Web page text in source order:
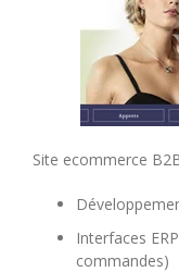
Site ecommerce
Interfaces
commandes)